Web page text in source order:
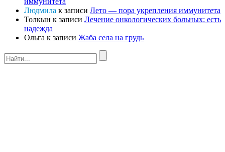
Людмила к записи Лето — пора укрепления иммунитета
Толкын к записи Лечение онкологических больных: есть
надежда
Ольга к записи Жаба села на грудь